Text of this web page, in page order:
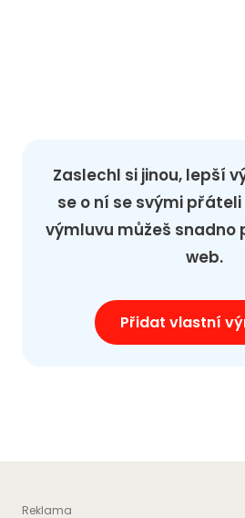
Zaslechl si jinou, lepší
se o ní se svými přáteli
výmluvu můžeš
web.
Přidat vlastní